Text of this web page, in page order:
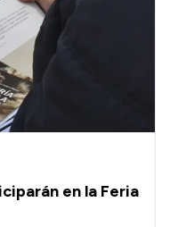
en la Feria